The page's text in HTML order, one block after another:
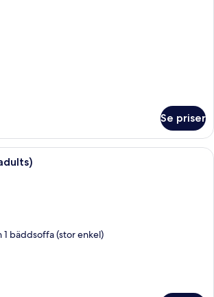
Se priser
Ett modernt hotellrum med en stor
1 bäddsoffa (stor enkel)